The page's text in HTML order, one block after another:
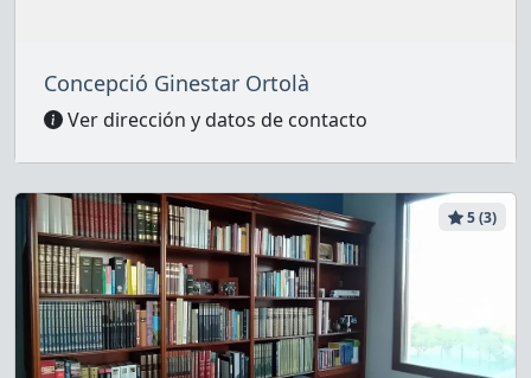
Concepció Ginestar Ortolà
Ver dirección y datos de contacto
5 (3)